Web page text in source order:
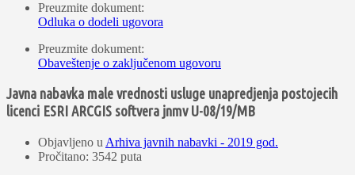
Preuzmite dokument:
Odluka o dodeli ugovora
Preuzmite dokument:
Obaveštenje o zaključenom ugovoru
Javna nabavka male vrednosti usluge unapredjenja postojecih
licenci ESRI ARCGIS softvera jnmv U-08/19/MB
Objavljeno u Arhiva javnih nabavki - 2019 god.
Pročitano: 3542 puta